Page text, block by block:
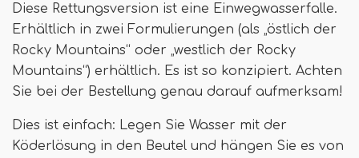
Diese Rettungsversion ist eine Einwegwasserfalle.
Erhältlich in zwei Formulierungen (als „östlich der
Rocky Mountains“ oder „westlich der Rocky
Mountains“) erhältlich. Es ist so konzipiert. Achten
Sie bei der Bestellung genau darauf aufmerksam!
Dies ist einfach: Legen Sie Wasser mit der
Köderlösung in den Beutel und hängen Sie es von